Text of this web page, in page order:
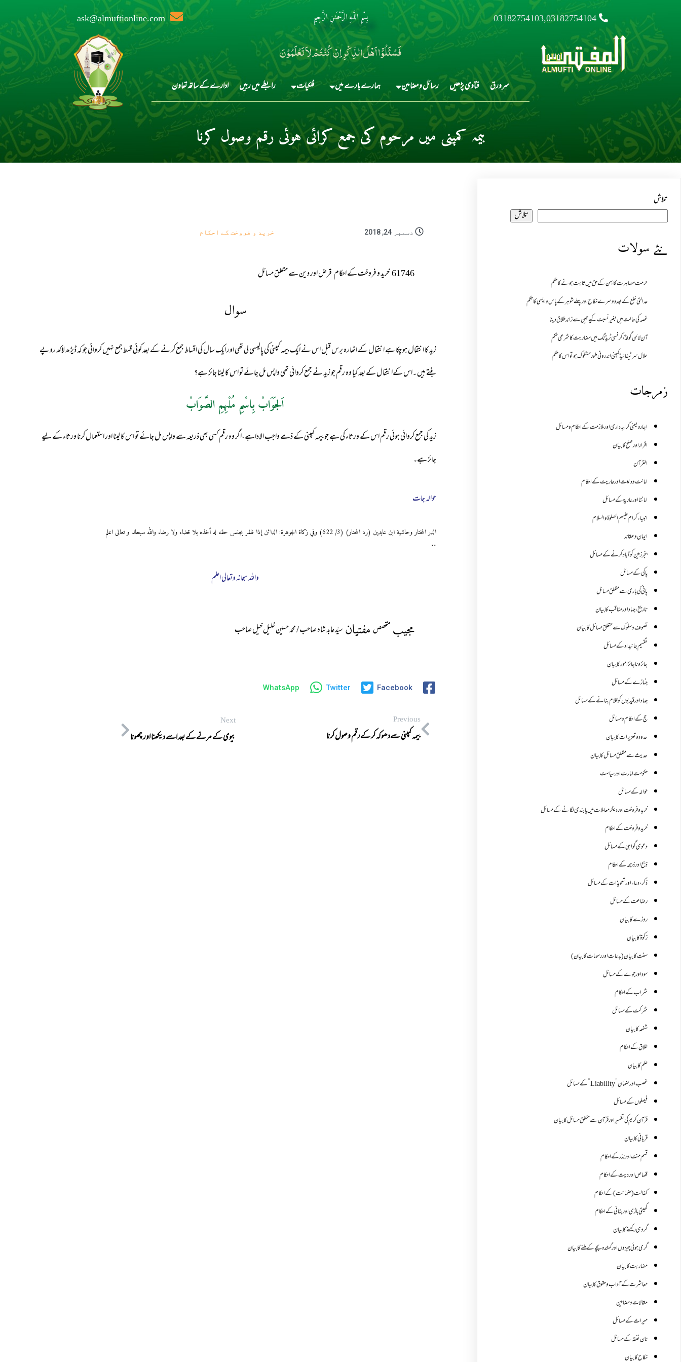
03182754103,03182754104 بِسْمِ اللَّـهِ الرَّحْمَـٰنِ الرَّحِيمِ ask@almuftionline.com
فَسْئَلُوْٓا اَہْلَ الذِّکْرِ اِنْ کُنْتُمْ لاَ تَعْلَمُوْنَ
سرورق فتاوی پڑھیں رسائل و مضامین ہمارے بارے میں فلکیات رابطے میں رہیں ادارے کے ساتھ تعاون
بیمہ کمپنی میں مرحوم کی جمع کرائی ہوئی رقم وصول کرنا
دسمبر 24, 2018 خرید و فروخت کے احکام
61746خرید و فروخت کے احکامقرض اور دین سے متعلق مسائل
سوال
زید کا انتقال ہو چکا ہے انتقال کے اٹھارہ برس قبل اس نے ایک بیمہ کمپنی کی پالیسی لی تھی اور ایک سال کی اقساط جمع کرنے کے بعد کوئی قسط جمع نہیں کروائی جو کہ ڈیڑھ لاکھ روپے
بنتے ہیں ۔اس کےانتقال کے بعد کیا وہ رقم جو زید نے جمع کروائی تھی واپس مل جائے تو اس کا لینا جائز ہے؟
اَلجَوَابْ بِاسْمِ مُلْہِمِ الصَّوَابْ
زید کی جمع کروائی ہوئی رقم اس کے ورثاء کی ہے جو بیمہ کمپنی کے ذمے واجب الاداہے،اگر وہ رقم کسی بھی ذریعہ سے واپس مل جائے تو اس کا لینا اور استعمال کرنا ورثاء کے لیے
جائز ہے۔
حوالہ جات
الدر المختار وحاشية ابن عابدين (رد المحتار) (3/ 622) وفي زكاة الجوهرة: الدائن إذا ظفر بجنس حقه له أخذه بلا قضاء ولا رضا. واللہ سبحانہ و تعالی اعلم
..
واللہ سبحانہ وتعالی اعلم
مجیب متخصص مفتیان سیّد عابد شاہ صاحب / محمد حسین خلیل خیل صاحب
Facebook
Twitter
WhatsApp
Previous
بیمہ کمپنی سےدھوکہ کر کےرقم وصول کرنا
Next
بیوی کے مرنے کے بعد اسے دیکھنا اور چھونا
تلاش
تلاش
نئے سولات
حرمت مصاہرت کا بہن کے حق میں ثابت ہونے کا حکم
عدالتی خلع کے بعد دوسرے نکاح اور پہلے شوہر کے پاس واپسی کا حکم
غصہ کی حالت میں بغیر نسبت کیے تین سے زائد طلاق دینا
آن لائن گولڈ /کرنسی ٹریڈنگ میں مضاربت کا شرعی حکم
حلال سرٹیفائیڈ کمپنی اندرونی طور مشکوک ہو تو اس کا حکم
زمرجات
اجارہ یعنی کرایہ داری اور ملازمت کے احکام و مسائل
اقرار اور صلح کا بیان
القرآن
امانت ودیعت اورعاریت کے احکام
امانتا اور عاریة کے مسائل
انبیاء کرام علیہم الصلوۃ والسلام
ایمان وعقائد
بنجر زمین کو آباد کرنے کے مسائل
پاکی کے مسائل
پانی کی باری سے متعلق مسائل
تاریخ،جہاد اور مناقب کا بیان
تصوف و سلوک سے متعلق مسائل کا بیان
تقسیم جائیداد کے مسائل
جائز و ناجائزامور کا بیان
جنازے کےمسائل
جہاد اور قیدیوں کو غلام بنانے کے مسائل
حج کے احکام ومسائل
حدود و تعزیرات کا بیان
حدیث سے متعلق مسائل کا بیان
حکومت امارت اور سیاست
حوالہ کے مسائل
خرید و فروخت اور دیگر معاملات میں پابندی لگانے کے مسائل
خرید و فروخت کے احکام
دعوی گواہی کے مسائل
ذبح اور ذبیحہ کے احکام
ذکر،دعاء اور تعویذات کے مسائل
رضاعت کے مسائل
روزے کا بیان
زکوة کابیان
سنت کا بیان (بدعات اور رسومات کا بیان)
سود اور جوے کے مسائل
شراب کے احکام
شرکت کے مسائل
شفعہ کا بیان
طلاق کے احکام
علم کا بیان
غصب اورضمان”Liability” کے مسائل
فیصلوں کے مسائل
قرآن کریم کی تفسیر اور قرآن سے متعلق مسائل کا بیان
قربانی کا بیان
قسم منت اور نذر کے احکام
قصاص اور دیت کے احکام
کفالت (ضمانت) کے احکام
کھیتی باڑی اور بٹائی کے احکام
گروی رکھنے کا بیان
گری ہوئی چیزوں اورگمشدہ بچے کے ملنے کا بیان
مضاربت کا بیان
معاشرت کے آداب و حقوق کا بیان
مقالات ومضامین
میراث کے مسائل
نان نفقہ کے مسائل
نکاح کا بیان